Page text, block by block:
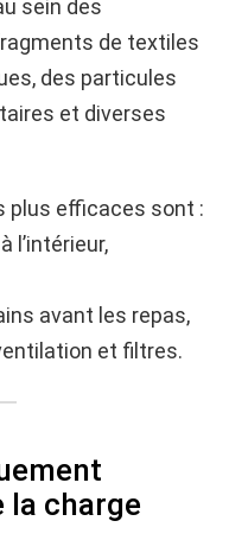
sein des
de textiles
des particules
et diverses
plus efficaces sont :
l’intérieur,
avant les repas,
et filtres.
la charge